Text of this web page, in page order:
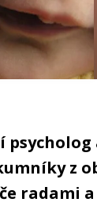
z
radami